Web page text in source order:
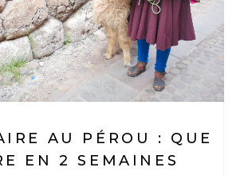
AU PÉROU : QUE
EN 2 SEMAINES